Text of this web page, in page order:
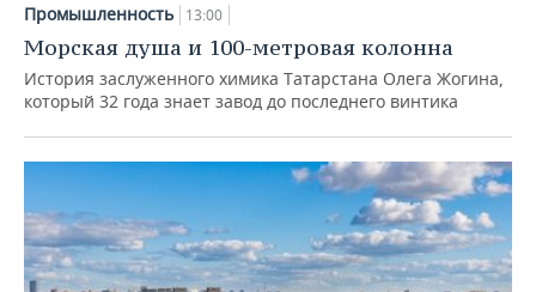
Промышленность 13:00
Морская душа и 100-метровая колонна
История заслуженного химика Татарстана Олега Жогина,
который 32 года знает завод до последнего винтика